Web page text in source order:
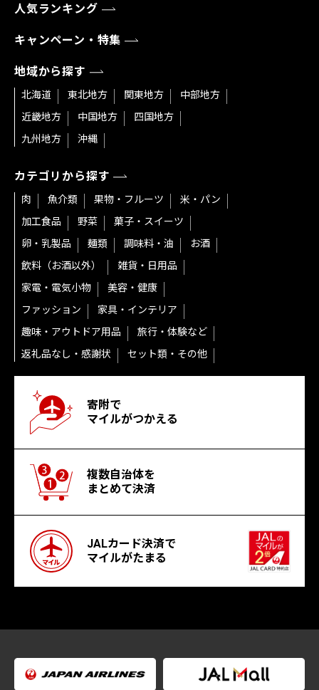
人気ランキング
キャンペーン・特集
地域から探す
北海道 東北地方 関東地方
中部地方
近畿地方
中国地方
四国地方
九州地方
沖縄
カテゴリから探す
肉 魚介類 果物・フルーツ
米・パン
加工食品
野菜
菓子・スイーツ
卵・乳製品
麺類 調味料・油
お酒
飲料（お酒以外）
雑貨・日用品
家電・電気小物
美容・健康
ファッション
家具・インテリア
趣味・アウトドア用品
旅行・体験など
返礼品なし・感謝状
セット類・その他
寄附で
マイルがつかえる
複数自治体を
まとめて決済
JALカード決済で
マイルがたまる